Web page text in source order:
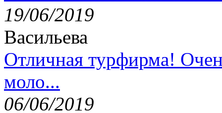
19/06/2019
Васильева
Отличная турфирма!
моло...
06/06/2019